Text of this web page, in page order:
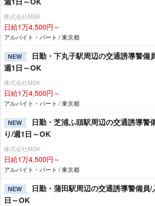
株式会社MSK
日給1万4,500円～
アルバイト・パート / 東京都
NEW
日勤・下丸子駅周辺の交通誘導警備
週1日～OK
株式会社MSK
日給1万4,500円～
アルバイト・パート / 東京都
NEW
日勤・芝浦ふ頭駅周辺の交通誘導警
り/週1日～OK
株式会社MSK
日給1万4,500円～
アルバイト・パート / 東京都
NEW
日勤・蒲田駅周辺の交通誘導警備員/
日～OK